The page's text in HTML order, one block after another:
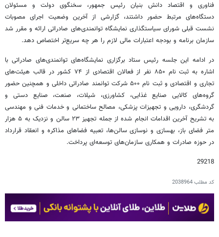
فناوری و اقتصاد دانش بنیان رئیس جمهور، سخنگوی دولت و مسئولان
دستگاه‌های مرتبط حضور داشتند، گزارشی از آخرین وضعیت اجرای مصوبات
نشست قبلی شورای سیاستگذاری نمایشگاه توانمندی‌های صادراتی ارائه و مقرر شد
سازمان برنامه و بودجه اعتبارات مالی لازم را هر چه سریع‌تر اختصاص دهد.
در ادامه این جلسه رئیس ستاد برگزاری نمایشگاه‌های توانمندی‌های صادراتی با
اشاره به ثبت نام ۸۵۰ نفر از فعالان اقتصادی از ۷۴ کشور در قالب هیئت‌های
تجاری و اقتصادی و ثبت نام ۵۰۰ شرکت توانمند صادراتی داخلی و همچنین حضور
گروه‌های کالایی صنایع غذایی، کشاورزی، شیلات، صنعت، صنایع دستی و
گردشگری، دارویی و تجهیزات پزشکی، مصالح ساختمانی و خدمات فنی و مهندسی
به تشریح آخرین اقدامات انجام شده از جمله تجهیز ۲۳ سالن و نزدیک به ۵ هزار
متر فضای باز، بهسازی و نوسازی سالن‌ها، تعبیه فضاهای مذاکره و انعقاد قرارداد
در حوزه صادرات و همکاری سازمان‌های توسعه‌ای پرداخت.
29218
کد مطلب2038964